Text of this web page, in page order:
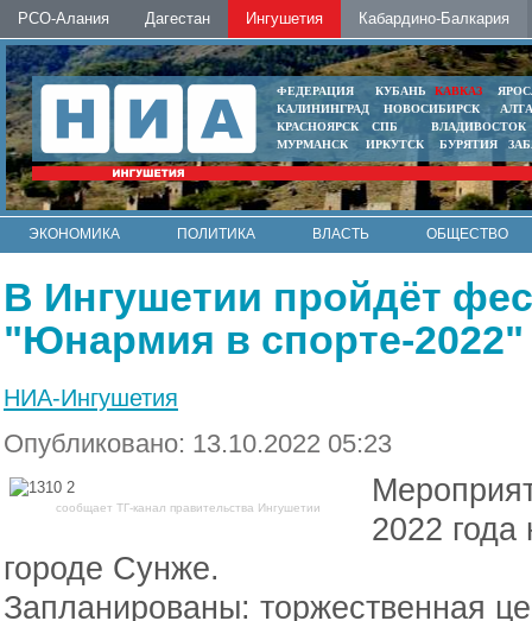
РСО-Алания Дагестан Ингушетия Кабардино-Балкария
ФЕДЕРАЦИЯ КУБАНЬ КАВКАЗ
КАЛИНИНГРАД
НОВОСИБИРСК
КРАСНОЯРСК
СПБ
ВЛАДИВОСТОК
МУРМАНСК
ИРКУТСК БУРЯТИЯ
ЭКОНОМИКА ПОЛИТИКА ВЛАСТЬ
ОБЩЕСТВО
В Ингушетии пройдёт
"Юнармия в спорте-2022"
НИА-Ингушетия
Опубликовано: 13.10.2022 05:23
сообщает ТГ-канал правительства Ингушетии
2022
городе Сунже.
Запланированы: торжественная